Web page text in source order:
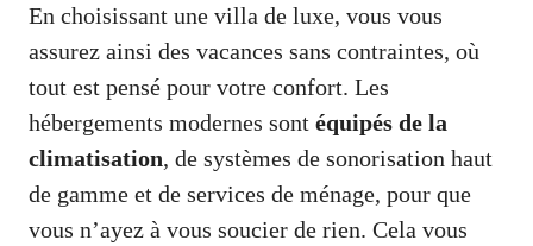
En choisissant une villa de luxe, vous vous
assurez ainsi des vacances sans contraintes, où
tout est pensé pour votre confort. Les
hébergements modernes sont équipés de la
climatisation, de systèmes de sonorisation haut
de gamme et de services de ménage, pour que
vous n’ayez à vous soucier de rien. Cela vous